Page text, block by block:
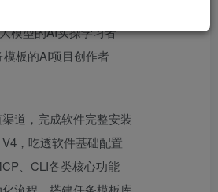
项目的副业开发者
模型的AI实操学习者
板的AI项目创作者
道，完成软件完整安装
，吃透软件基础配置
、CLI各类核心功能